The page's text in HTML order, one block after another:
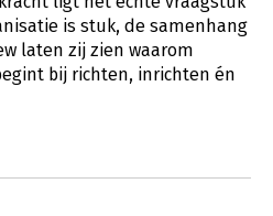
is stuk, de samenhang
laten zij zien waarom
bij richten, inrichten én